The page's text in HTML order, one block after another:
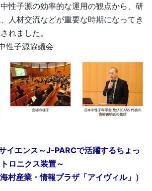
性子源の効率的な運用の観点から、研
人材交流などが重要な時期になってき
れました。
性子源協議会
イエンス～J-PARCで活躍するちょっ
ロニクス装置～
村産業・情報プラザ「アイヴィル」）